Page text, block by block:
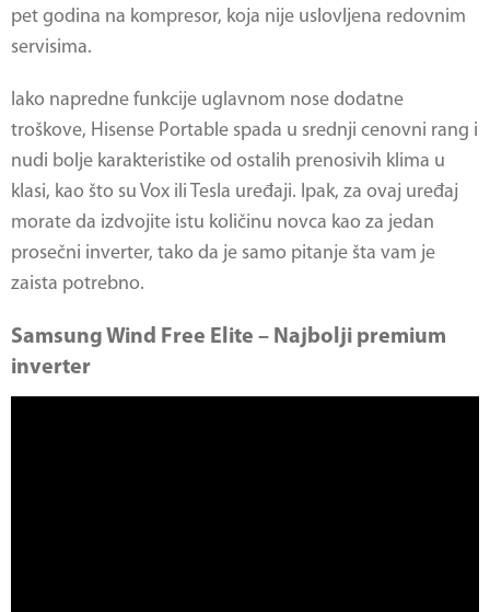
pet godina na kompresor, koja nije uslovljena redovnim
servisima.
Iako napredne funkcije uglavnom nose dodatne
troškove, Hisense Portable spada u srednji cenovni rang i
nudi bolje karakteristike od ostalih prenosivih klima u
klasi, kao što su Vox ili Tesla uređaji. Ipak, za ovaj uređaj
morate da izdvojite istu količinu novca kao za jedan
prosečni inverter, tako da je samo pitanje šta vam je
zaista potrebno.
Samsung Wind Free Elite – Najbolji premium
inverter